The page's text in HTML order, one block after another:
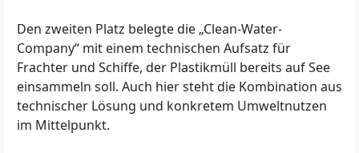
Den zweiten Platz belegte die „Clean-Water-
Company“ mit einem technischen Aufsatz für
Frachter und Schiffe, der Plastikmüll bereits auf See
einsammeln soll. Auch hier steht die Kombination aus
technischer Lösung und konkretem Umweltnutzen
im Mittelpunkt.